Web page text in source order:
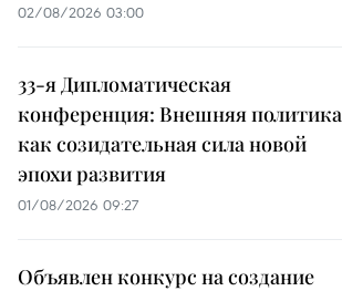
02/08/2026 03:00
33-я Дипломатическая
конференция: Внешняя политика
как созидательная сила новой
эпохи развития
01/08/2026 09:27
Объявлен конкурс на создание